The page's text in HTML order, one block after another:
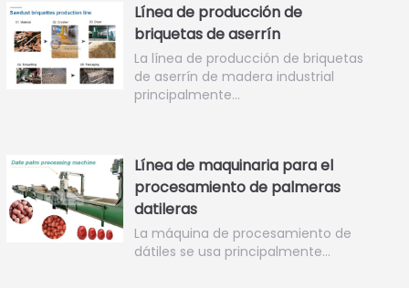
Línea de producción de
briquetas de aserrín
La línea de producción de briquetas
de aserrín de madera industrial
principalmente…
Línea de maquinaria para el
procesamiento de palmeras
datileras
La máquina de procesamiento de
dátiles se usa principalmente…